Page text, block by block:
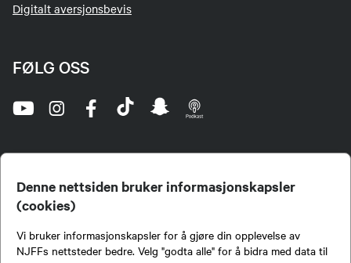
Denne nettsiden bruker informasjonskapsler
(cookies)
Vi bruker informasjonskapsler for å gjøre din opplevelse av
NJFFs nettsteder bedre. Velg "godta alle" for å bidra med data til
Digitalt aversjonsbevis
FØLG OSS
jegere og sportsfiskere og et av de viktigste miljøene for formidling av kunnskap om jakt og
fiske i Norge. Vi er en partipolitisk nøytral organisasjon, men har et sterkt jakt-, fiske-, og